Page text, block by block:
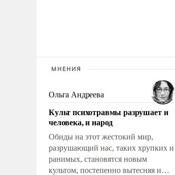
МНЕНИЯ
Ольга Андреева
Культ психотравмы разрушает и
человека, и народ
Обиды на этот жестокий мир,
разрушающий нас, таких хрупких и
ранимых, становятся новым
культом, постепенно вытесняя и